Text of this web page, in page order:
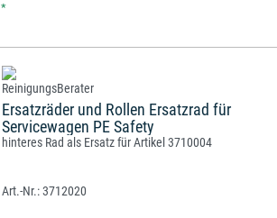
*
Ersatzräder und Rollen Ersatzrad für
Servicewagen PE Safety
hinteres Rad als Ersatz für Artikel 3710004
3712020